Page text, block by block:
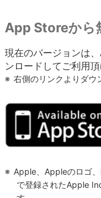
App Storeから
現在のバージョンは
ンロードしてご利用頂
※ 右側のリンクよりダウ
※ Apple、Appleのロゴ
で登録されたApple